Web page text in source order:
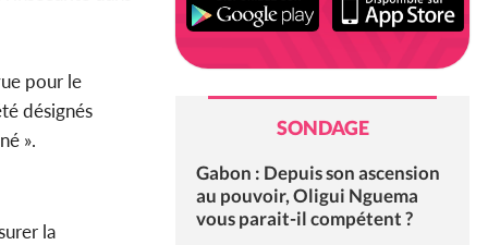
pour le
désignés
».
la
SONDAGE
Gabon : Depuis son ascension
au pouvoir, Oligui Nguema
vous parait-il compétent ?